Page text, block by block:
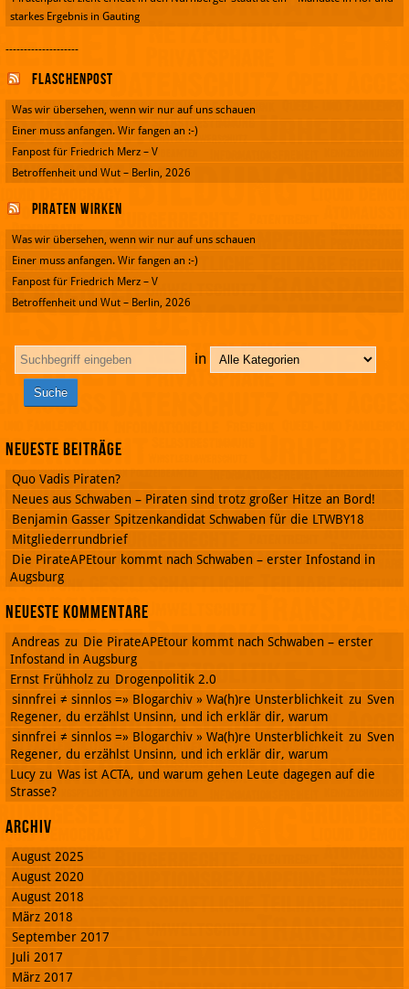
starkes Ergebnis in Gauting
--------------------
Flaschenpost
Was wir übersehen, wenn wir nur auf uns schauen
Einer muss anfangen. Wir fangen an :-)
Fanpost für Friedrich Merz – V
Betroffenheit und Wut – Berlin, 2026
Piraten wirken
Was wir übersehen, wenn wir nur auf uns schauen
Einer muss anfangen. Wir fangen an :-)
Fanpost für Friedrich Merz – V
Betroffenheit und Wut – Berlin, 2026
in
Neueste Beiträge
Quo Vadis Piraten?
Neues aus Schwaben – Piraten sind trotz großer Hitze an Bord!
Benjamin Gasser Spitzenkandidat Schwaben für die LTWBY18
Mitgliederrundbrief
Die PirateAPEtour kommt nach Schwaben – erster Infostand in
Augsburg
Neueste Kommentare
Andreas zu Die PirateAPEtour kommt nach Schwaben – erster
Infostand in Augsburg
Ernst Frühholz zu Drogenpolitik 2.0
sinnfrei ≠ sinnlos =» Blogarchiv » Wa(h)re Unsterblichkeit zu Sven
Regener, du erzählst Unsinn, und ich erklär dir, warum
sinnfrei ≠ sinnlos =» Blogarchiv » Wa(h)re Unsterblichkeit zu Sven
Regener, du erzählst Unsinn, und ich erklär dir, warum
Lucy zu Was ist ACTA, und warum gehen Leute dagegen auf die
Strasse?
Archiv
August 2025
August 2020
August 2018
März 2018
September 2017
Juli 2017
März 2017